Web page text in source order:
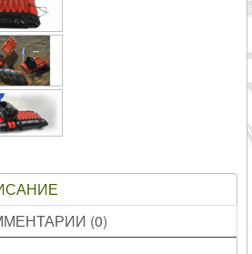
(0)